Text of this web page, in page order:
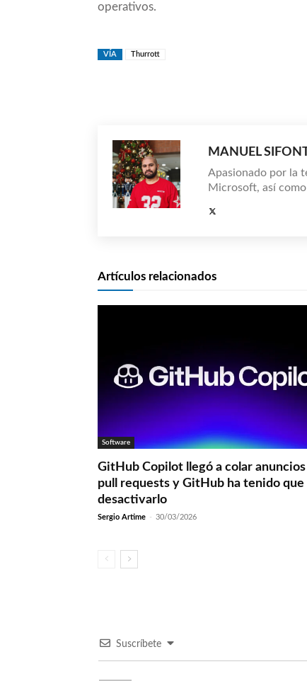
operativos.
VÍA Thurrott
MANUEL
Apasionado por la
Microsoft, así
Artículos relacionados
Software
GitHub Copilot llegó a colar
pull requests y GitHub ha tenido que
desactivarlo
Sergio Artime - 30/03/2026
Suscríbete